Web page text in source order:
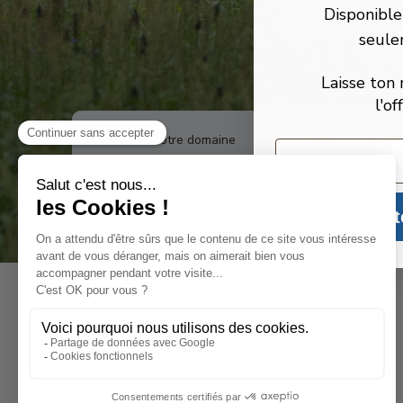
Choisissez votre domaine
SEIGNUS
Ete
Choisissez votre
Laisse
Email